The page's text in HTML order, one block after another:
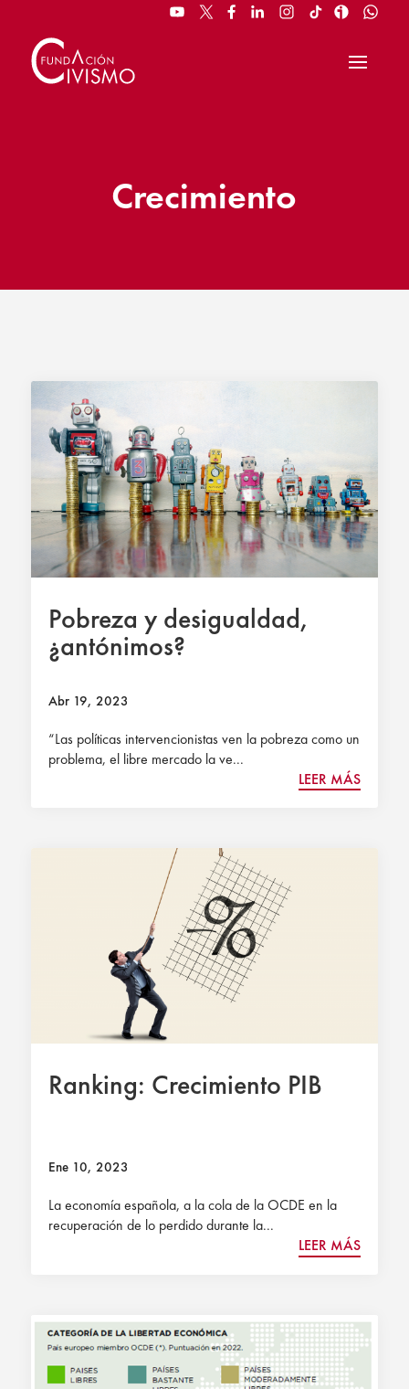
Crecimiento
Pobreza y desigualdad,
¿antónimos?
Abr 19, 2023
“Las políticas intervencionistas ven la pobreza como un
problema, el libre mercado la ve...
LEER MÁS
Ranking: Crecimiento PIB
Ene 10, 2023
La economía española, a la cola de la OCDE en la
recuperación de lo perdido durante la...
LEER MÁS